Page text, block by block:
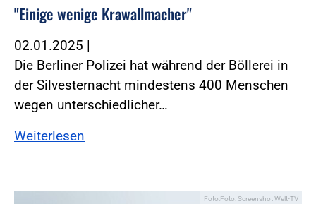
"Einige wenige Krawallmacher"
02.01.2025 |
Die Berliner Polizei hat während der Böllerei in
der Silvesternacht mindestens 400 Menschen
wegen unterschiedlicher…
Weiterlesen
Foto:Foto: Screenshot Welt-TV